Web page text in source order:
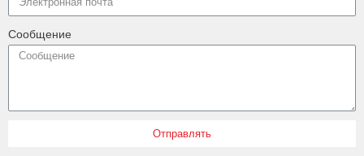
Сообщение
Отправлять